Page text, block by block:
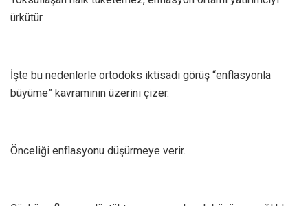
ürkütür.
İşte bu nedenlerle ortodoks iktisadi görüş “enflasyonla
büyüme” kavramının üzerini çizer.
Önceliği enflasyonu düşürmeye verir.